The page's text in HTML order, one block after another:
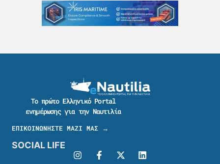
Το πρώτο Ελληνικό Portal
ενημέρωσης για την Ναυτιλία
ΕΠΙΚΟΙΝΩΝΗΣΤΕ ΜΑΖΙ ΜΑΣ →
SOCIAL LIFE